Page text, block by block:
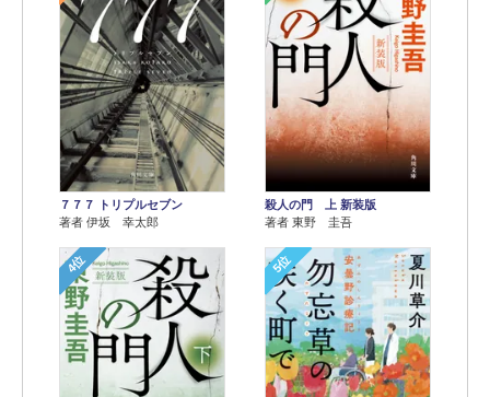
７７７ トリプルセブン
著者 伊坂 幸太郎
殺人の門 上 新装版
著者 東野 圭吾
4位 5位